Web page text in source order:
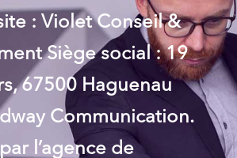
: Violet Conseil &
Siège social : 19
67500 Haguenau
Communication.
l’agence de